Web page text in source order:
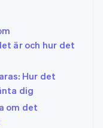
är och hur det
Hur det
dig
om det